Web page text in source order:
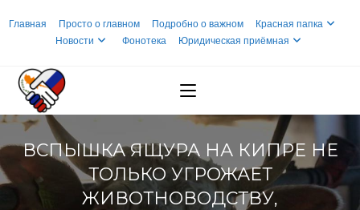
Главная Просто о главном Подробно о важном
Красная папка
Новости
Фонотека Юридическая приёмная
ВСПЫШКА ЯЩУРА НА КИПРЕ НЕ
ТОЛЬКО УГРОЖАЕТ
ЖИВОТНОВОДСТВУ,